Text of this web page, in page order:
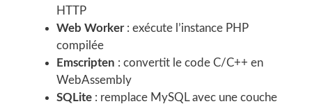
HTTP
Web Worker: exécute l’instance PHP
compilée
Emscripten : convertit le code C/C++ en
WebAssembly
SQLite : remplace MySQL avec une couche